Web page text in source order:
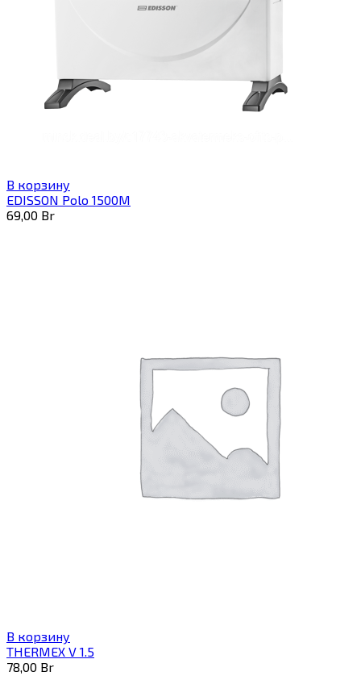
В корзину
EDISSON Polo 1500M
69,00 Br
В корзину
THERMEX V 1.5
78,00 Br